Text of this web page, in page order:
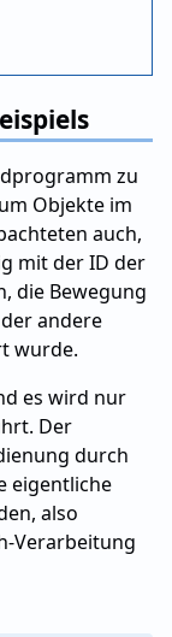
zu
Objekte im
auch,
mit der ID der
die Bewegung
andere
wurde.
es wird nur
Der
durch
eigentliche
also
Verarbeitung